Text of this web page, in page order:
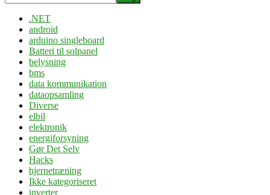
.NET
android
arduino singleboard
Batteri til solpanel
belysning
bms
data kommunikation
dataopsamling
Diverse
elbil
elektronik
energiforsyning
Gør Det Selv
Hacks
hjernetræning
Ikke kategoriseret
inverter